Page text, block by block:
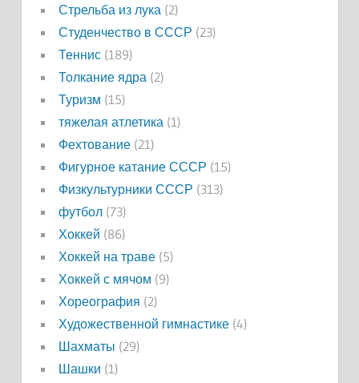
Стрельба из лука (2)
Студенчество в СССР (23)
Теннис(189)
Толкание ядра (2)
Туризм (15)
тяжелая атлетика (1)
Фехтование(21)
Фигурное катание СССР (15)
Физкультурники СССР (313)
футбол(73)
Хоккей (86)
Хоккей на траве(5)
Хоккей с мячом (9)
Хореография (2)
Художественной гимнастике(4)
Шахматы (29)
Шашки (1)